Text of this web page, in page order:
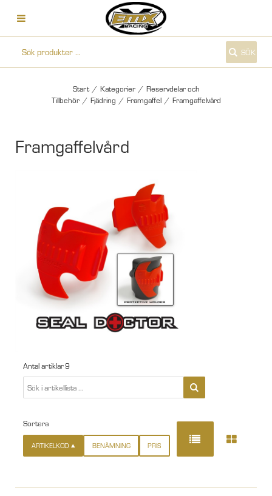
SÖK
Start / Kategorier / Reservdelar och
Tillbehör / Fjädring / Framgaffel / Framgaffelvård
Framgaffelvård
Antal artiklar9
Sortera
ARTIKELKOD BENÄMNING PRIS